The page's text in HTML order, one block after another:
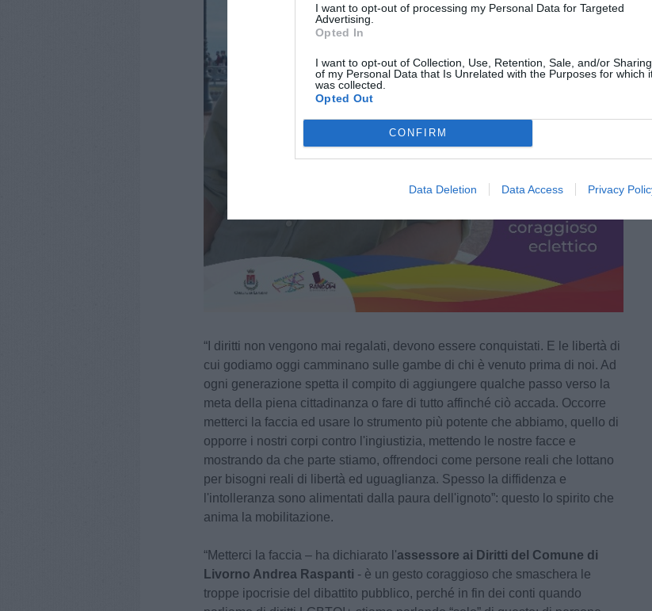
I want to opt-out of processing my Personal Data for Targeted
Advertising.
Opted In
I want to opt-out of Collection, Use, Retention, Sale, and/or Sharing
of my Personal Data that Is Unrelated with the Purposes for which
was collected.
Opted Out
CONFIRM
Data Deletion Data Access Privacy
“I diritti non vengono mai regalati, devono essere conquistati. E le libertà di
cui godiamo oggi camminano sulle gambe di chi è venuto prima di noi. Ad
ogni generazione spetta il compito di aggiungere qualche passo verso la
meta della piena cittadinanza o fare di tutto affinché ciò accada. Occorre
metterci la faccia ed usare lo strumento più potente che abbiamo, quello di
opporre i nostri corpi contro l'ingiustizia, mettendo le nostre facce e
mostrando da che parte stiamo, offrendoci come persone reali che lottano
per bisogni reali di libertà ed uguaglianza. Spesso la diffidenza e
l'intolleranza sono alimentati dalla paura dell'ignoto”: questo lo spirito che
anima la mobilitazione.
“Metterci la faccia – ha dichiarato l'assessore ai Diritti del Comune di
Livorno Andrea Raspanti - è un gesto coraggioso che smaschera le
troppe ipocrisie del dibattito pubblico, perché in fin dei conti quando